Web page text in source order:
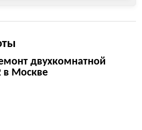
двухкомнатной
в Москве